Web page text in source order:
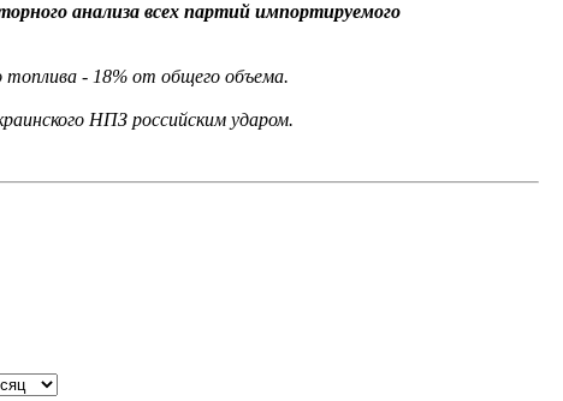
анализа всех партий импортируемого
топлива - 18% от общего объема.
НПЗ российским ударом.